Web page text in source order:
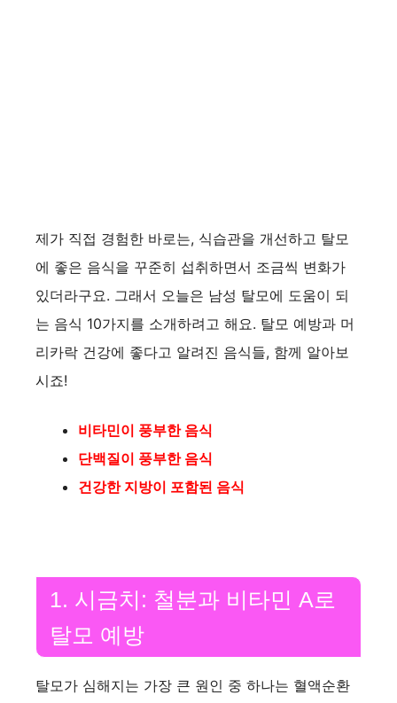
제가 직접 경험한 바로는, 식습관을 개선하고 탈모
에 좋은 음식을 꾸준히 섭취하면서 조금씩 변화가
있더라구요. 그래서 오늘은 남성 탈모에 도움이 되
는 음식 10가지를 소개하려고 해요. 탈모 예방과 머
리카락 건강에 좋다고 알려진 음식들, 함께 알아보
시죠!
비타민이 풍부한 음식
단백질이 풍부한 음식
건강한 지방이 포함된 음식
1. 시금치: 철분과 비타민 A로
탈모 예방
탈모가 심해지는 가장 큰 원인 중 하나는 혈액순환